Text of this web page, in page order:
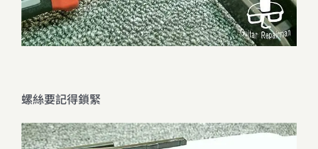
螺絲要記得鎖緊